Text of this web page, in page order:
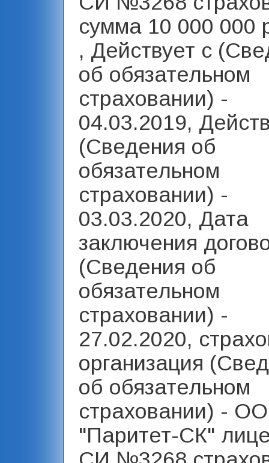
сумма 10 000 000
, Действует с
об обязательном
страховании) -
04.03.2019,
(Сведения об
обязательном
страховании) -
03.03.2020, Дата
заключения
(Сведения об
обязательном
страховании) -
27.02.2020,
организация
об обязательном
страховании) -
"Паритет-СК"